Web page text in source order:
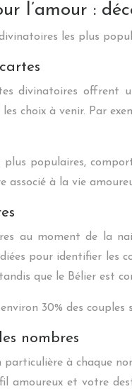
l’amour :
les plus
divinatoires offrent
choix à venir. Par
populaires,
à la vie
au moment de la
pour identifier les
que le Bélier est
30% des
nombres
à chaque
amoureux et votre